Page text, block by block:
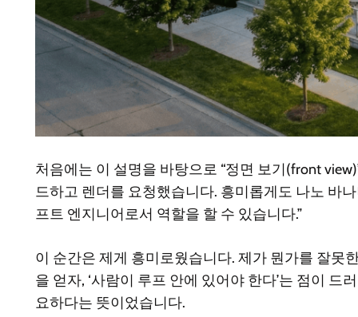
처음에는 이 설명을 바탕으로 “정면 보기(front
드하고 렌더를 요청했습니다. 흥미롭게도 나노 바
프트 엔지니어로서 역할을 할 수 있습니다.”
이 순간은 제게 흥미로웠습니다. 제가 뭔가를 잘못
을 얻자, ‘사람이 루프 안에 있어야 한다’는 점이
요하다는 뜻이었습니다.